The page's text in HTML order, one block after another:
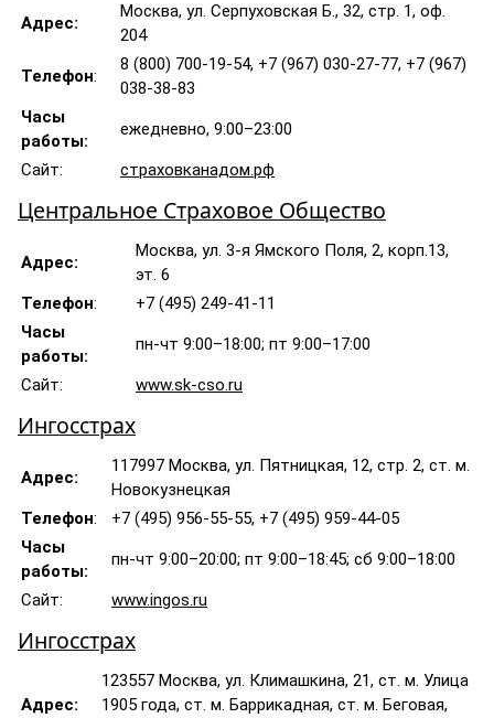
Адрес:
Москва, ул. Серпуховская Б., 32, стр. 1, оф.
204
Телефон:
8 (800) 700-19-54, +7 (967) 030-27-77, +7 (967)
038-38-83
Часы
работы:
ежедневно, 9:00–23:00
Сайт: страховканадом.рф
Центральное Страховое Общество
Адрес:
Москва, ул. 3-я Ямского Поля, 2, корп.13,
эт. 6
Телефон:
+7 (495) 249-41-11
Часы
работы:
пн-чт 9:00–18:00; пт 9:00–17:00
Сайт: www.sk-cso.ru
Ингосстрах
Адрес:
117997 Москва, ул. Пятницкая, 12, стр. 2, ст. м.
Новокузнецкая
Телефон:
+7 (495) 956-55-55, +7 (495) 959-44-05
Часы
работы:
пн-чт 9:00–20:00; пт 9:00–18:45; сб 9:00–18:00
Сайт: www.ingos.ru
Ингосстрах
Адрес:
123557 Москва, ул. Климашкина, 21, ст. м. Улица
1905 года, ст. м. Баррикадная, ст. м. Беговая,